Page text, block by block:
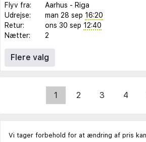
Flyv fra: Aarhus - Riga
Udrejse:
man 28 sep 16:20
Retur:
ons 30 sep 12:40
Nætter:
2
Flere valg
1 2 3 4
Vi tager forbehold for at ændring af pris